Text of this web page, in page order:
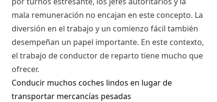
mala remuneración no encajan en este concepto. La
diversión en el trabajo y un comienzo fácil también
desempeñan un papel importante. En este contexto,
el trabajo de conductor de reparto tiene mucho que
ofrecer.
Conducir muchos coches lindos en lugar de
transportar mercancías pesadas